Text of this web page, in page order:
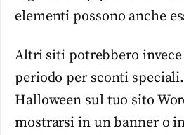
elementi possono anche
Altri siti potrebbero
periodo per sconti
Halloween sul tuo sito
mostrarsi in un banner o